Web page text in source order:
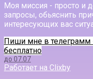
Моя миссия - просто и
запросы, обьяснить
интересующих вас
Пиши мне в телеграмм
бесплатно
до 07.07
Работает на Clixby